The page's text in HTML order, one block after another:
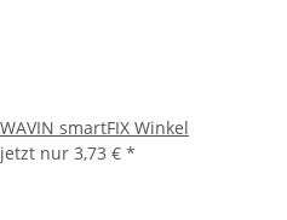
WAVIN smartFIX Winkel
jetzt nur 3,73 € *